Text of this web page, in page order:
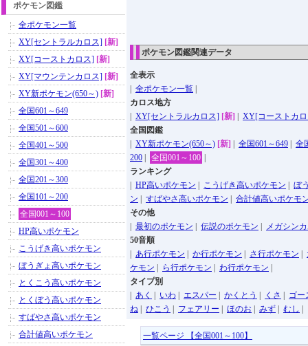
ポケモン図鑑関連データ
全表示
全ポケモン一覧
カロス地方
XY[セントラルカロス] [新]
XY[コーストカ
全国図鑑
XY新ポケモン(650～) [新] 全国601～649
全
200
全国001～100
ランキング
HP高いポケモン こうげき高いポケモン
ぼ
ン
すばやさ高いポケモン
合計値高いポケモ
その他
最初のポケモン 伝説のポケモン
メガシン
50音順
あ行ポケモン か行ポケモン さ行ポケモン
ケモン
ら行ポケモン わ行ポケモン
タイプ別
あく いわ エスパー かくとう くさ
ゴー
ね
ひこう フェアリー ほのお みず むし
一覧ページ 【全国001～100】
ポケモン図鑑
全ポケモン一覧
XY[セントラルカロス] [新]
XY[コーストカロス] [新]
XY[マウンテンカロス] [新]
XY新ポケモン(650～) [新]
全国601～649
全国501～600
全国401～500
全国301～400
全国201～300
全国101～200
全国001～100
HP高いポケモン
こうげき高いポケモン
ぼうぎょ高いポケモン
とくこう高いポケモン
とくぼう高いポケモン
すばやさ高いポケモン
合計値高いポケモン